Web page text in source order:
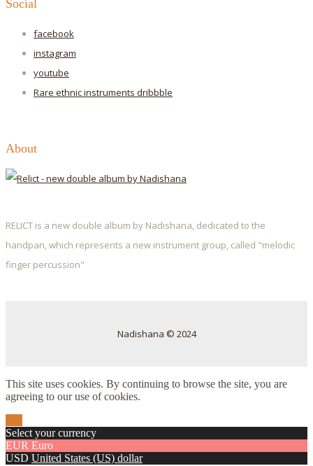
Social
facebook
instagram
youtube
Rare ethnic instruments dribbble
About
RELICT is a new double album by Nadishana, dedicated to the
handpan, which represents a new instrument group, called "melodic
finger percussion"
Nadishana © 2024
This site uses cookies. By continuing to browse the site, you are
agreeing to our use of cookies.
Select your currency
EUR Euro
USD United States (US) dollar